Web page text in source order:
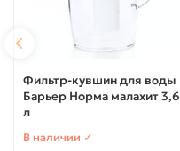
Фильтр-кувшин для воды
Барьер Норма малахит 3,6
л
В наличии ✓